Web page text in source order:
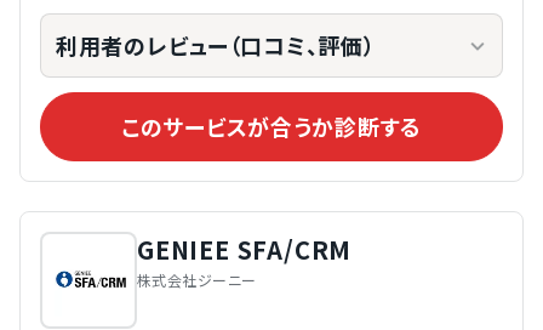
利用者のレビュー（口コミ、評価）
このサービスが合うか診断する
GENIEE SFA/CRM
株式会社ジーニー